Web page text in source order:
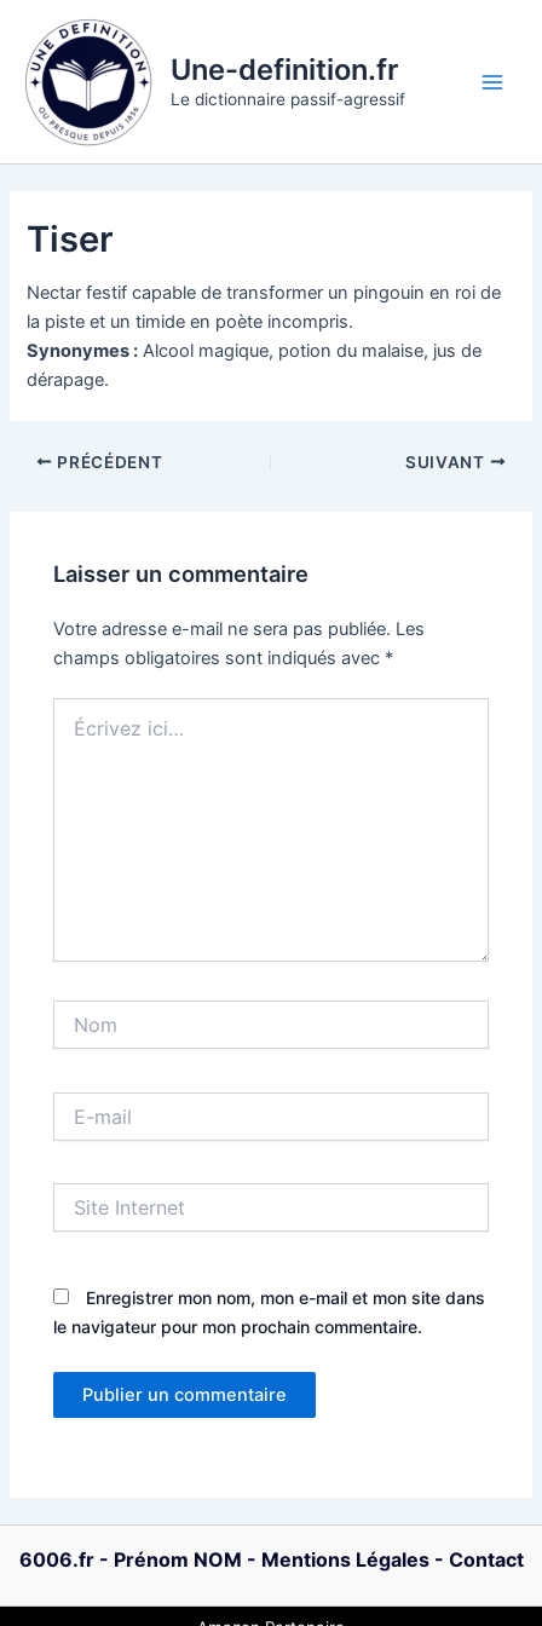
contenu
Une-definition.fr
Le dictionnaire passif-agressif
Tiser
Nectar festif capable de transformer un pingouin en roi de
la piste et un timide en poète incompris.
Synonymes : Alcool magique, potion du malaise, jus de
dérapage.
PRÉCÉDENT SUIVANT
Laisser un commentaire
Votre adresse e-mail ne sera pas publiée. Les
champs obligatoires sont indiqués avec *
ici…
mail
Internet
Enregistrer mon nom, mon e-mail et mon site dans
le navigateur pour mon prochain commentaire.
6006.fr- Prénom NOM - Mentions Légales- Contact